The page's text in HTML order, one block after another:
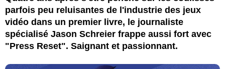
parfois peu reluisantes de l'industrie des jeux
vidéo dans un premier livre, le journaliste
spécialisé Jason Schreier frappe aussi fort avec
"Press Reset". Saignant et passionnant.